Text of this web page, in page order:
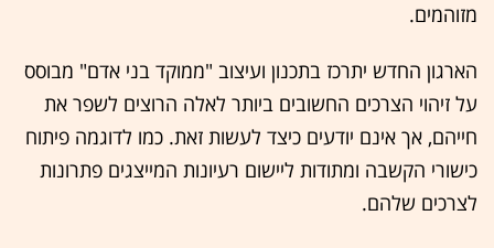
מזוהמים.
הארגון החדש יתרכז בתכנון ועיצוב "ממוקד בני אדם" מבוסס
על זיהוי הצרכים החשובים ביותר לאלה הרוצים לשפר את
חייהם, אך אינם יודעים כיצד לעשות זאת. כמו לדוגמה פיתוח
כישורי הקשבה ומתודות ליישום רעיונות המייצגים פתרונות
לצרכים שלהם.